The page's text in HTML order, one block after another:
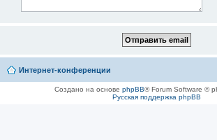
Интернет-конференции
Создано на основе phpBB® Forum Software ©
Русская поддержка phpBB